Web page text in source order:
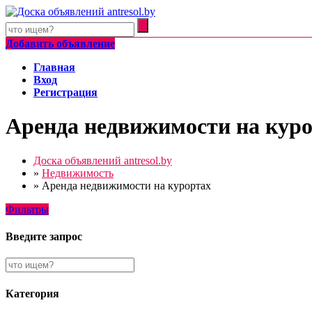
Добавить объявление
Главная
Вход
Регистрация
Аренда недвижимости на
Доска объявлений antresol.by
» Недвижимость
» Аренда недвижимости на курортах
Фильтры
Введите запрос
Категория